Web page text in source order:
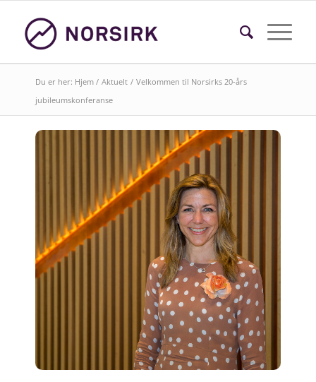
Du er her: Hjem / Aktuelt / Velkommen til Norsirks 20-års
jubileumskonferanse